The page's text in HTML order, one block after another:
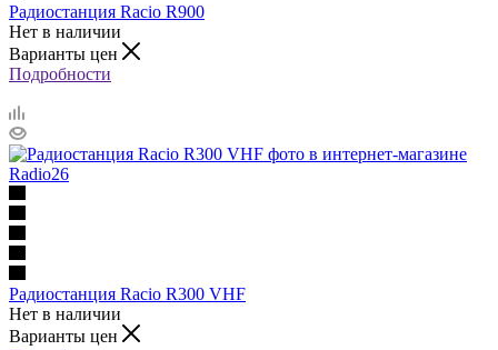
Радиостанция Racio R900
Нет в наличии
Варианты цен
Подробности
Радиостанция Racio R300 VHF
Нет в наличии
Варианты цен